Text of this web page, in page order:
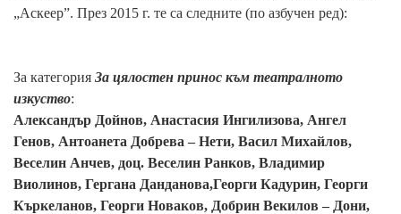
„Аскеер”. През 2015 г. те са следните (по азбучен ред):
За категория За цялостен принос към театралното
изкуство:
Александър Дойнов, Анастасия Ингилизова, Ангел
Генов, Антоанета Добрева – Нети, Васил Михайлов,
Веселин Анчев, доц. Веселин Ранков, Владимир
Виолинов, Гергана Данданова,Георги Кадурин, Георги
Къркеланов, Георги Новаков, Добрин Векилов – Дони,